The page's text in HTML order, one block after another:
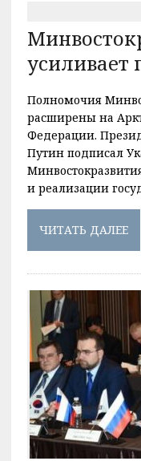
усиливает
Полномочия
расширены на
Федерации.
Путин подписал
и реализации
ЧИТАТЬ ДАЛЕЕ